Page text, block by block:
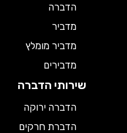
הדברה
מדביר
מדביר מומלץ
מדבירים
שירותי הדברה
הדברה ירוקה
הדברת חרקים